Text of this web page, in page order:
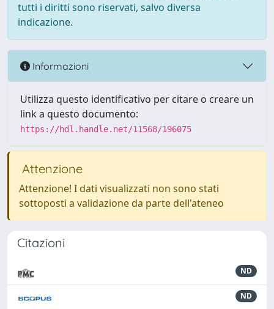
tutti i diritti sono riservati, salvo diversa
indicazione.
Informazioni
Utilizza questo identificativo per citare o creare un
link a questo documento:
https://hdl.handle.net/11568/196075
Attenzione
Attenzione! I dati visualizzati non sono stati
sottoposti a validazione da parte dell'ateneo
Citazioni
ND
ND